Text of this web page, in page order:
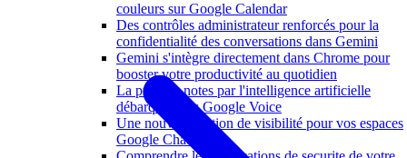
couleurs sur Google Calendar
Des contrôles administrateur renforcés pour la
confidentialité des conversations dans Gemini
Gemini s'intègre directement dans Chrome pour
booster votre productivité au quotidien
La prise de notes par l'intelligence artificielle
débarque dans Google Voice
Une nouvelle option de visibilité pour vos espaces
Google Chat